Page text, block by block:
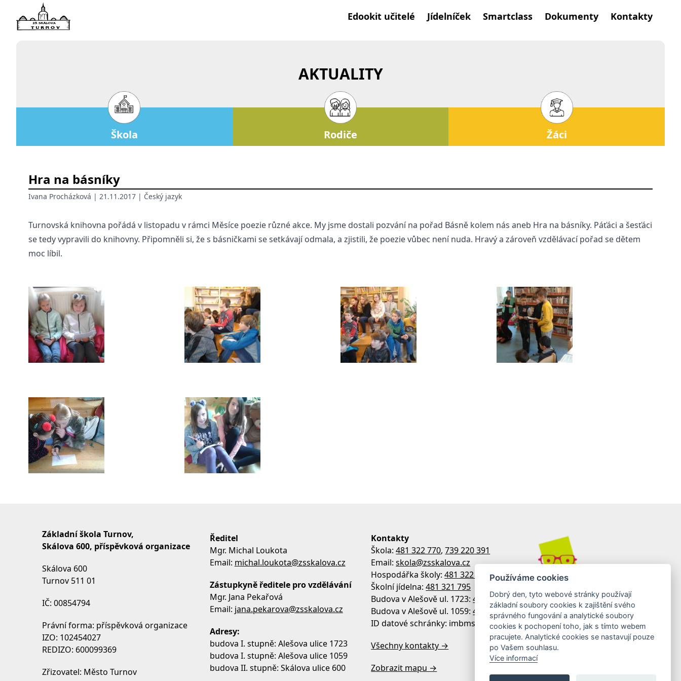
Edookit učitelé Jídelníček Smartclass Dokumenty Kontakty
AKTUALITY
Škola Rodiče Žáci
Hra na básníky
Ivana Procházková | 21.11.2017 | Český jazyk
Turnovská knihovna pořádá v listopadu v rámci Měsíce poezie různé akce. My jsme dostali pozvání na pořad Básně kolem nás aneb Hra na básníky. Páťáci a šesťáci
se tedy vypravili do knihovny. Připomněli si, že s básničkami se setkávají odmala, a zjistili, že poezie vůbec není nuda. Hravý a zároveň vzdělávací pořad se dětem
moc líbil.
Základní škola Turnov,
Skálova 600, příspěvková organizace
Skálova 600
Turnov 511 01
IČ: 00854794
Právní forma: příspěvková organizace
IZO: 102454027
REDIZO: 600099369
Zřizovatel: Město Turnov
Ředitel
Mgr. Michal Loukota
Email: michal.loukota@zsskalova.cz
Zástupkyně ředitele pro vzdělávání
Mgr. Jana Pekařová
Email: jana.pekarova@zsskalova.cz
Adresy:
budova I. stupně: Alešova ulice 1723
budova I. stupně: Alešova ulice 1059
budova II. stupně: Skálova ulice 600
Kontakty
Škola:481 322 770,739 220 391
Email:skola@zsskalova.cz
Hospodářka školy:481 322 770
Školní jídelna:481 321 795
Budova v Alešově ul. 1723:481 322 758
Budova v Alešově ul. 1059:481 313 533
ID datové schránky: imbmsdx
Všechny kontakty →
Zobrazit mapu →
Používáme cookies
Dobrý den, tyto webové stránky používají
základní soubory cookies k zajištění svého
správného fungování a analytické soubory
cookies k pochopení toho, jak s tímto webem
pracujete. Analytické cookies se nastavují pouze
po Vašem souhlasu.
Více informací